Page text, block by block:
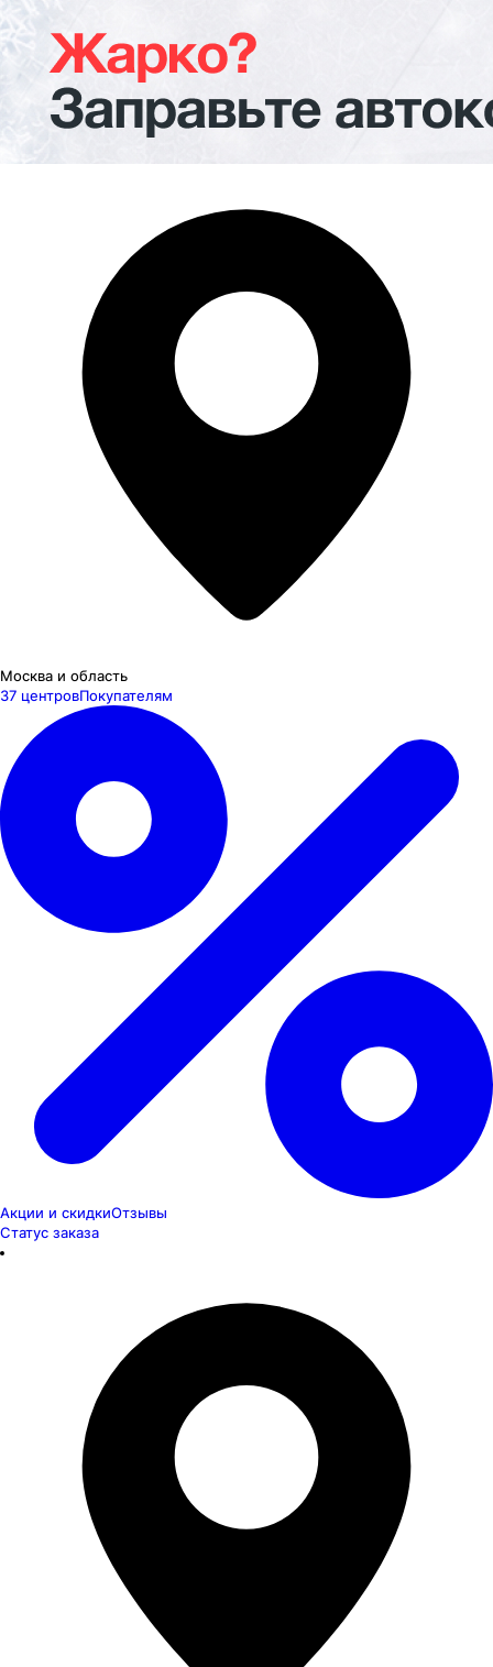
Москва и область
37 центровПокупателям
Акции и скидкиОтзывы
Статус заказа